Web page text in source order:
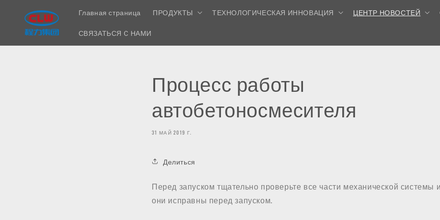
контенту
Главная страница ПРОДУКТЫ ТЕХНОЛОГИЧЕСКАЯ ИННОВАЦИЯ ЦЕНТР НОВОСТЕЙ
СВЯЗАТЬСЯ С НАМИ
Процесс работы
автобетоносмесителя
31 МАЙ 2019 Г.
Делиться
Перед запуском тщательно проверьте все части механической системы
они исправны перед запуском.